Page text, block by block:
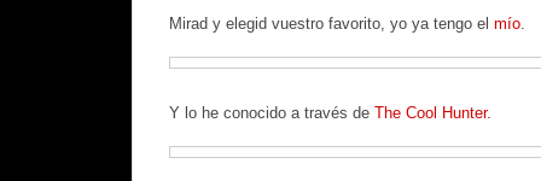
Mirad y elegid vuestro favorito, yo ya tengo el mío.
Y lo he conocido a través de The Cool Hunter.